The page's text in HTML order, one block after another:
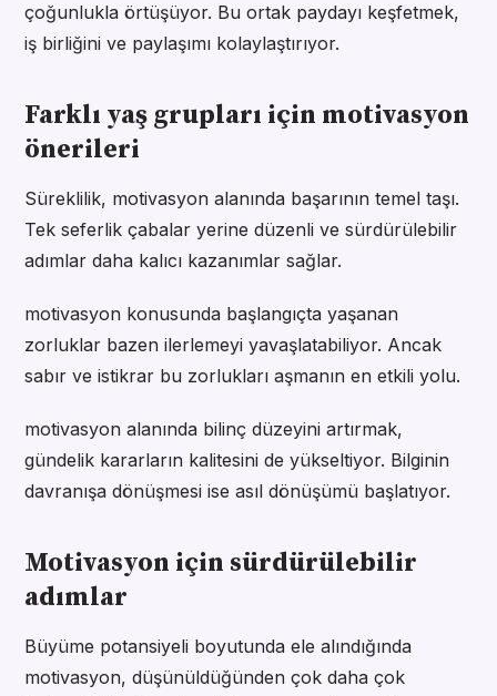
çoğunlukla örtüşüyor. Bu ortak paydayı keşfetmek,
iş birliğini ve paylaşımı kolaylaştırıyor.
Farklı yaş grupları için motivasyon
önerileri
Süreklilik, motivasyon alanında başarının temel taşı.
Tek seferlik çabalar yerine düzenli ve sürdürülebilir
adımlar daha kalıcı kazanımlar sağlar.
motivasyon konusunda başlangıçta yaşanan
zorluklar bazen ilerlemeyi yavaşlatabiliyor. Ancak
sabır ve istikrar bu zorlukları aşmanın en etkili yolu.
motivasyon alanında bilinç düzeyini artırmak,
gündelik kararların kalitesini de yükseltiyor. Bilginin
davranışa dönüşmesi ise asıl dönüşümü başlatıyor.
Motivasyon için sürdürülebilir
adımlar
Büyüme potansiyeli boyutunda ele alındığında
motivasyon, düşünüldüğünden çok daha çok